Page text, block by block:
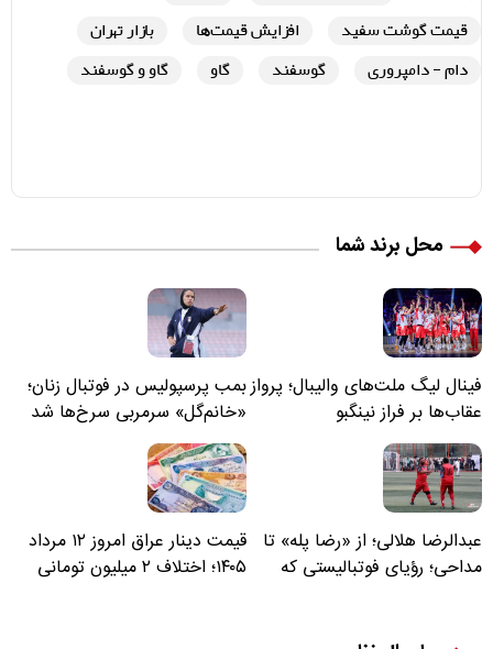
قیمت گوشت سفید
افزایش قیمت‌ها
بازار تهران
دام - دامپروری
گوسفند گاو گاو و گوسفند
محل برند شما
فینال لیگ ملت‌های والیبال؛ پرواز
عقاب‌ها بر فراز نینگبو
بمب پرسپولیس در فوتبال زنان؛
«خانم‌گل» سرمربی سرخ‌ها شد
عبدالرضا هلالی؛ از «رضا پله» تا
مداحی؛ رؤیای فوتبالیستی که
قیمت دینار عراق امروز ۱۲ مرداد
۱۴۰۵؛ اختلاف ۲ میلیون تومانی